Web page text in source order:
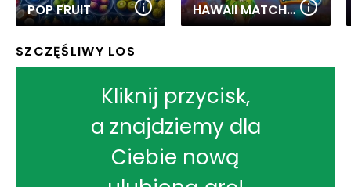
POP FRUIT HAWAII MATCH 6
SZCZĘŚLIWY LOS
Kliknij przycisk,
a znajdziemy dla
Ciebie nową